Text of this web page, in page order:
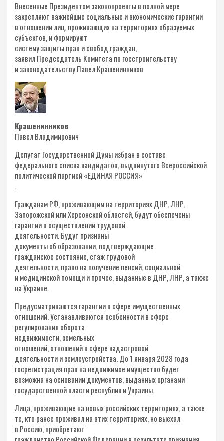
Внесенные Президентом законопроекты в полной мере
закрепляют важнейшие социальные и экономические гарантии
в отношении лиц, проживающих на территориях образуемых
субъектов, и формируют
систему защиты прав и свобод граждан,
заявил Председатель Комитета по госстроительству
и законодательству Павел Крашенинников
Крашенинников
Павел Владимирович
Депутат Государственной Думы избран в составе
федерального списка кандидатов, выдвинутого Всероссийской
политической партией «ЕДИНАЯ РОССИЯ»
.
Гражданам РФ, проживающим на территориях ДНР, ЛНР,
Запорожской или Херсонской областей, будут обеспечены
гарантии в осуществлении трудовой
деятельности. Будут признаны
документы об образовании, подтверждающие
гражданское состояние, стаж трудовой
деятельности, право на получение пенсий, социальной
и медицинской помощи и прочее, выданные в ДНР, ЛНР, а также
на Украине.
Предусматриваются гарантии в сфере имущественных
отношений. Устанавливаются особенности в сфере
регулирования оборота
недвижимости, земельных
отношений, отношений в сфере кадастровой
деятельности и землеустройства. До 1 января 2028 года
госрегистрация прав на недвижимое имущество будет
возможна на основании документов, выданных органами
государственной власти республик и Украины.
Лица, проживающие на новых российских территориях, а также
те, кто ранее проживал на этих территориях, но выехал
в Россию, приобретают